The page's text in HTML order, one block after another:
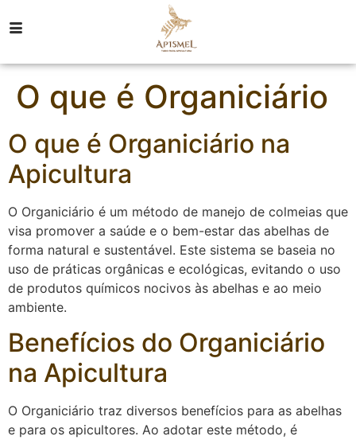
O que é Organiciário
O que é Organiciário na
Apicultura
O Organiciário é um método de manejo de colmeias que
visa promover a saúde e o bem-estar das abelhas de
forma natural e sustentável. Este sistema se baseia no
uso de práticas orgânicas e ecológicas, evitando o uso
de produtos químicos nocivos às abelhas e ao meio
ambiente.
Benefícios do Organiciário
na Apicultura
O Organiciário traz diversos benefícios para as abelhas
e para os apicultores. Ao adotar este método, é